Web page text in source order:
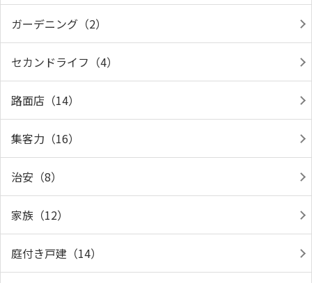
ガーデニング（2）
セカンドライフ（4）
路面店（14）
集客力（16）
治安（8）
家族（12）
庭付き戸建（14）